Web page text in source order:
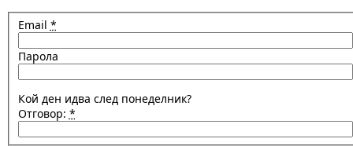
Email *
Парола
Кой ден идва след понеделник?
Отговор: *